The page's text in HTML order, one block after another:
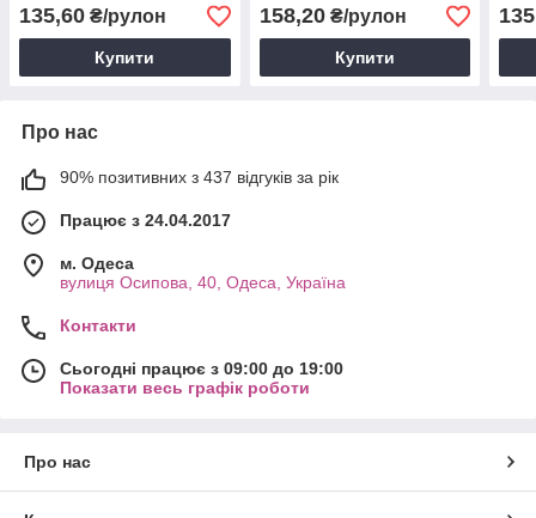
135,60 ₴/рулон
Купити
158,20₴/рулон
Купити
Про нас
90% позитивних з 437 відгуків за рік
Працює з 24.04.2017
м. Одеса
вулиця Осипова, 40, Одеса, Україна
Контакти
Сьогодні працює з 09:00 до 19:00
Показати весь графік роботи
Про нас